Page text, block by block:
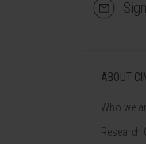
ABOUT
Who we
Research